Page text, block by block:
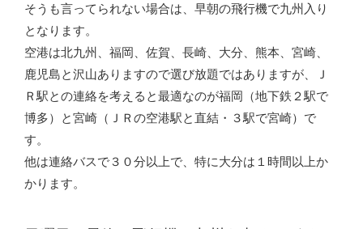
そうも言ってられない場合は、早朝の飛行機で九州入り
となります。
空港は北九州、福岡、佐賀、長崎、大分、熊本、宮崎、
鹿児島と沢山ありますので選び放題ではありますが、Ｊ
Ｒ駅との連絡を考えると最適なのが福岡（地下鉄２駅で
博多）と宮崎（ＪＲの空港駅と直結・３駅で宮崎）で
す。
他は連絡バスで３０分以上で、特に大分は１時間以上か
かります。